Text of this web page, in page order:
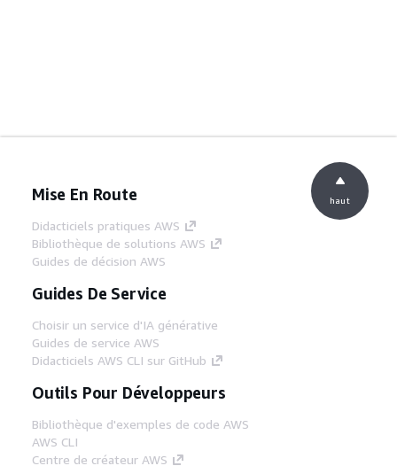
Mise En Route
Didacticiels pratiques AWS
Bibliothèque de solutions AWS
Guides de décision AWS
Guides De Service
Choisir un service d'IA générative
Guides de service AWS
Didacticiels AWS CLI sur GitHub
Outils Pour Développeurs
Bibliothèque d'exemples de code AWS
AWS CLI
Centre de créateur AWS
haut